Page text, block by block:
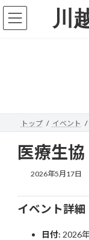
コ
テ
プ
ナ
ゲ
動
川
トップ イベント
医療生協
2026年5月17日
イベント詳細
日付: 2026